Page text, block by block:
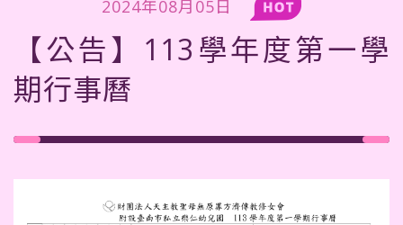
2024年08月05日
【公告】113學年度第一學
期行事曆